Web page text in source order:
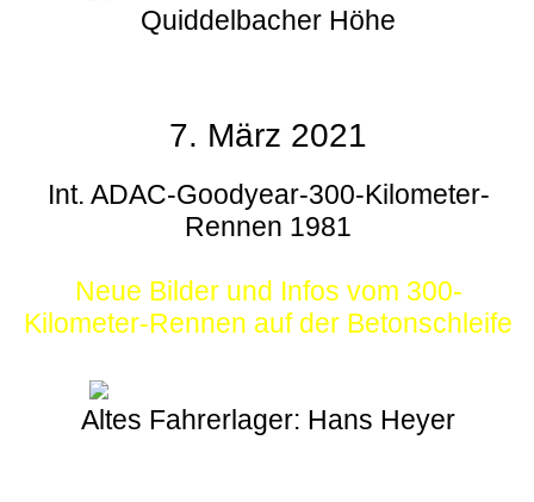
Quiddelbacher Höhe
7. März 2021
Int. ADAC-Goodyear-300-Kilometer-
Rennen 1981
Neue Bilder und Infos vom 300-
Kilometer-Rennen auf der Betonschleife
Altes Fahrerlager: Hans Heyer